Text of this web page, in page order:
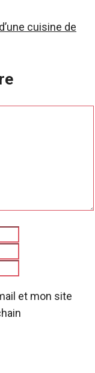
cuisine de
et mon site